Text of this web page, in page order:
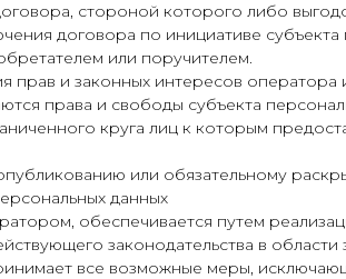
стороной которого либо
договора по инициативе
или поручителем.
и законных интересов оператора
права и свободы субъекта
круга лиц к которым
или обязательному
данных
обеспечивается путем
законодательства в области
все возможные меры,